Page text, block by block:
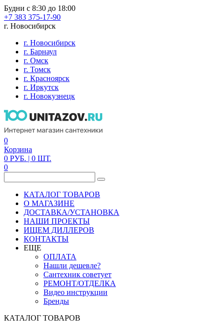
Будни с 8:30 до 18:00
+7 383 375-17-90
г. Новосибирск
г. Новосибирск
г. Барнаул
г. Омск
г. Томск
г. Красноярск
г. Иркутск
г. Новокузнецк
0
Корзина
0 РУБ. | 0 ШТ.
0
КАТАЛОГ ТОВАРОВ
О МАГАЗИНЕ
ДОСТАВКА/УСТАНОВКА
НАШИ ПРОЕКТЫ
ИЩЕМ ДИЛЛЕРОВ
КОНТАКТЫ
ЕЩЕ
ОПЛАТА
Нашли дешевле?
Сантехник советует
РЕМОНТ/ОТДЕЛКА
Видео инструкции
Бренды
КАТАЛОГ ТОВАРОВ